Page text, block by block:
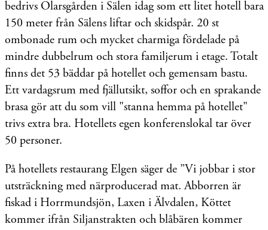
bedrivs Olarsgården i Sälen idag som ett litet hotell bara
150 meter från Sälens liftar och skidspår. 20 st
ombonade rum och mycket charmiga fördelade på
mindre dubbelrum och stora familjerum i etage. Totalt
finns det 53 bäddar på hotellet och gemensam bastu.
Ett vardagsrum med fjällutsikt, soffor och en sprakande
brasa gör att du som vill "stanna hemma på hotellet"
trivs extra bra. Hotellets egen konferenslokal tar över
50 personer.
På hotellets restaurang Elgen säger de ”Vi jobbar i stor
utsträckning med närproducerad mat. Abborren är
fiskad i Horrmundsjön, Laxen i Älvdalen, Köttet
kommer ifrån Siljanstrakten och blåbären kommer